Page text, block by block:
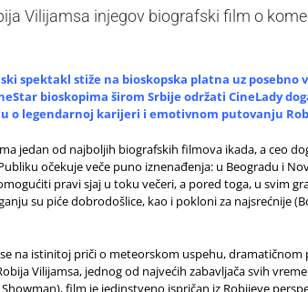
Vilijamsa injegov biografski film o
spektakl stiže na bioskopska platna uz posebno
bioskopima širom Srbije održati CineLady
o legendarnoj karijeri i emotivnom putovanju
jedan od najboljih biografskih filmova ikada, a ceo
očekuje veče puno iznenađenja: u Beogradu i
pravi sjaj u toku večeri, a pored toga, u svim
su piće dobrodošlice, kao i pokloni za najsrećnije
se na istinitoj priči o meteorskom uspehu,
Vilijamsa, jednog od najvećih zabavljača svih
Showman), film je jedinstveno ispričan iz Robijeve